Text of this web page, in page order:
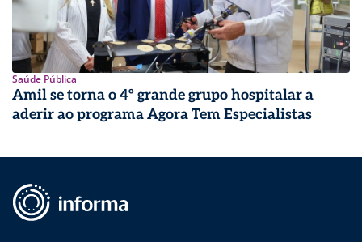
Saúde Pública
Amil se torna o 4º grande grupo hospitalar a
aderir ao programa Agora Tem Especialistas